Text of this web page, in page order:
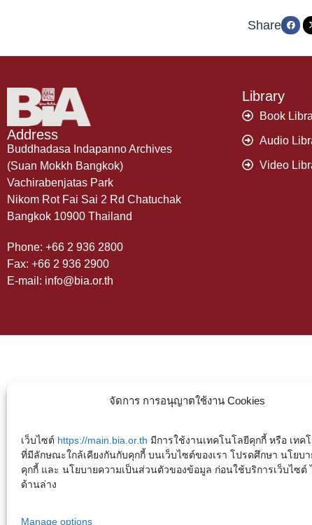
จัดการ การอนุญาตใช้งาน Cookies
เว็บไซต์ https://main.bia.or.th มีการใช้งานเทคโนโลยีคุกกี้ หรือ เทค
ที่มีลักษณะใกล้เคียงกันกับคุกกี้ บนเว็บไซต์ของเรา โปรดศึกษา นโยบา
คุกกี้ และ นโยบายความเป็นส่วนตัวของข้อมูล ก่อนใช้บริการเว็บไซต์
ด้านล่าง
Manage options
Share
Address
Buddhadasa Indapanno Archives
(Suan Mokkh Bangkok)
Vachirabenjatas Park
Nikom Rot Fai Sai 2 Rd Chatuchak
Bangkok 10900 Thailand
Phone: +66 2 936 2800
Fax: +66 2 936 2900
E-mail: info@bia.or.th
Library
Book
Audio
Video